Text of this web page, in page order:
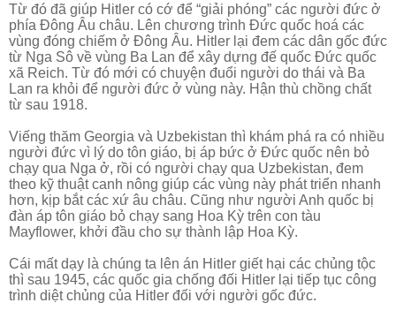
Từ đó đã giúp Hitler có cớ để “giải phóng” các người đức ở
phía Đông Âu châu. Lên chương trình Đức quốc hoá các
vùng đóng chiếm ở Đông Âu. Hitler lại đem các dân gốc đức
từ Nga Sô về vùng Ba Lan để xây dựng đế quốc Đức quốc
xã Reich. Từ đó mới có chuyện đuổi người do thái và Ba
Lan ra khỏi để người đức ở vùng này. Hận thù chồng chất
từ sau 1918.
Viếng thăm Georgia và Uzbekistan thì khám phá ra có nhiều
người đức vì lý do tôn giáo, bị áp bức ở Đức quốc nên bỏ
chạy qua Nga ở, rồi có người chạy qua Uzbekistan, đem
theo kỹ thuật canh nông giúp các vùng này phát triển nhanh
hơn, kịp bắt các xứ âu châu. Cũng như người Anh quốc bị
đàn áp tôn giáo bỏ chạy sang Hoa Kỳ trên con tàu
Mayflower, khởi đầu cho sự thành lập Hoa Kỳ.
Cái mất dạy là chúng ta lên án Hitler giết hại các chủng tộc
thì sau 1945, các quốc gia chống đối Hitler lại tiếp tục công
trình diệt chủng của Hitler đối với người gốc đức.